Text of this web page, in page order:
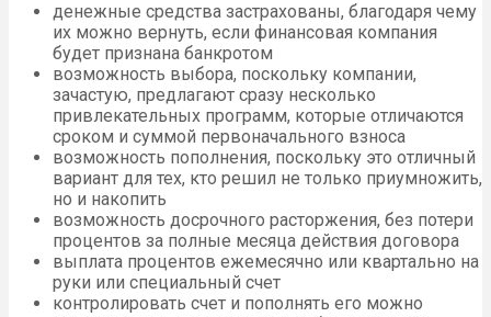
денежные средства застрахованы, благодаря чему
их можно вернуть, если финансовая компания
будет признана банкротом
возможность выбора, поскольку компании,
зачастую, предлагают сразу несколько
привлекательных программ, которые отличаются
сроком и суммой первоначального взноса
возможность пополнения, поскольку это отличный
вариант для тех, кто решил не только приумножить,
но и накопить
возможность досрочного расторжения, без потери
процентов за полные месяца действия договора
выплата процентов ежемесячно или квартально на
руки или специальный счет
контролировать счет и пополнять его можно